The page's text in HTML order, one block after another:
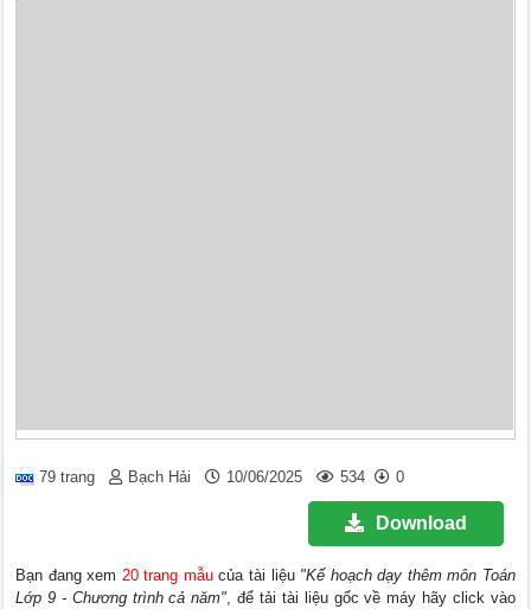
79 trang Bạch Hải 10/06/2025 534 0
Download
Bạn đang xem 20 trang mẫucủa tài liệu "Kế hoạch dạy thêm môn Toán
Lớp 9 - Chương trình cả năm", để tải tài liệu gốc về máy hãy click vào